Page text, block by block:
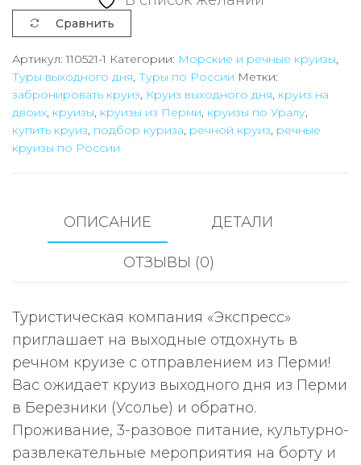
круиз
выходного
дня
из
Перми
на
3
Сравнить
Артикул:110521-1 Категории: Морские и речные круизы
Туры выходного дня Туры по России Метки:
забронировать круиз Круиз выходного дня круиз на
двоих круизы круизы из Перми круизы по Уралу
купить круиз подбор куриза речной круиз речные
круизы по России
ОПИСАНИЕ ДЕТАЛИ
ОТЗЫВЫ (0)
Туристическая компания «Экспресс»
приглашает на выходные отдохнуть в
речном круизе с отправлением из Перми!
Вас ожидает круиз выходного дня из Перми
в Березники (Усолье) и обратно.
Проживание, 3-разовое питание, культурно-
развлекательные мероприятия на борту и